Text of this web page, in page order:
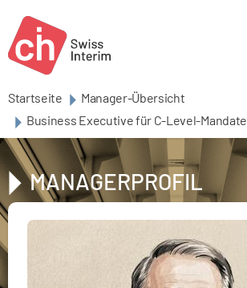
Startseite
Manager-Übersicht
Business Executive für C-Level-Mandate
MANAGERPROFIL